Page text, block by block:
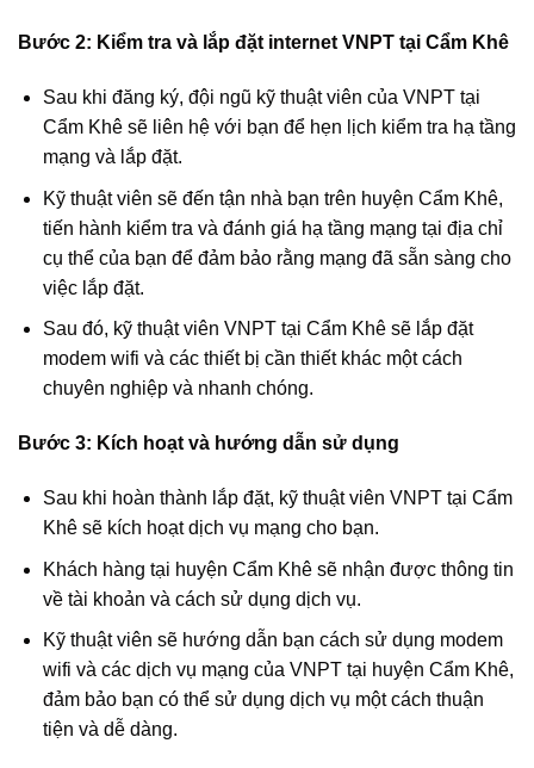
Bước 2: Kiểm tra và lắp đặt internet VNPT tại Cẩm Khê
Sau khi đăng ký, đội ngũ kỹ thuật viên của VNPT tại
Cẩm Khê sẽ liên hệ với bạn để hẹn lịch kiểm tra hạ tầng
mạng và lắp đặt.
Kỹ thuật viên sẽ đến tận nhà bạn trên huyện Cẩm Khê,
tiến hành kiểm tra và đánh giá hạ tầng mạng tại địa chỉ
cụ thể của bạn để đảm bảo rằng mạng đã sẵn sàng cho
việc lắp đặt.
Sau đó, kỹ thuật viên VNPT tại Cẩm Khê sẽ lắp đặt
modem wifi và các thiết bị cần thiết khác một cách
chuyên nghiệp và nhanh chóng.
Bước 3: Kích hoạt và hướng dẫn sử dụng
Sau khi hoàn thành lắp đặt, kỹ thuật viên VNPT tại Cẩm
Khê sẽ kích hoạt dịch vụ mạng cho bạn.
Khách hàng tại huyện Cẩm Khê sẽ nhận được thông tin
về tài khoản và cách sử dụng dịch vụ.
Kỹ thuật viên sẽ hướng dẫn bạn cách sử dụng modem
wifi và các dịch vụ mạng của VNPT tại huyện Cẩm Khê,
đảm bảo bạn có thể sử dụng dịch vụ một cách thuận
tiện và dễ dàng.